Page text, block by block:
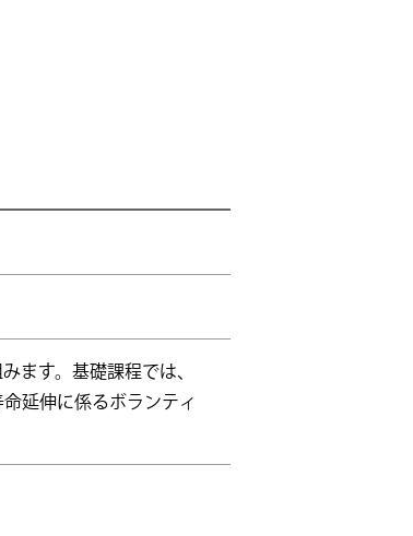
ます。基礎課程では、
延伸に係るボランティ